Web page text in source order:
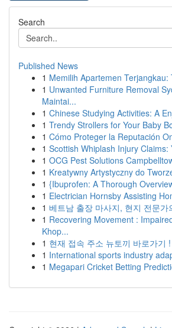
Search
Published News
1 Memilih Apartemen Terjangkau:
1 Unwanted Furniture Removal
Maintai...
1 Chinese Studying Activities: A
1 Trendy Strollers for Your Baby
1 Cómo Proteger la Reputación
1 Scottish Whiplash Injury Claims:
1 OCG Pest Solutions
1 Kreatywny Artystyczny do
1 {Ibuprofen: A Thorough
1 Electrician Hornsby Assisting
1 베트남 출장 마사지, 현지 전문가
1 Recovering Movement :
Khop...
1 현재 접속 주소 뉴토끼 바로가기 !
1 International sports industry
1 Megapari Cricket Betting